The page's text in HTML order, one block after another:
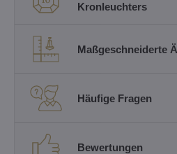
Kronleuchters
Maßgeschneiderte
Häufige Fragen
Bewertungen